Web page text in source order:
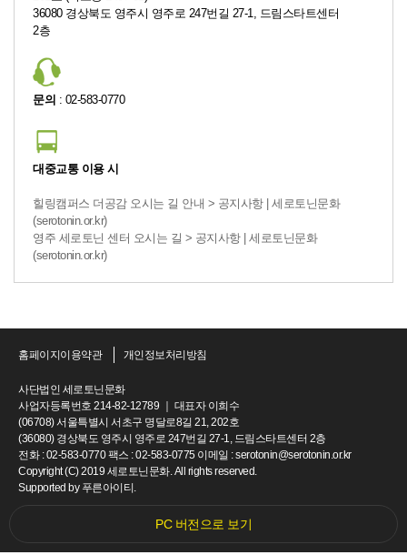
36080 경상북도 영주시 영주로 247번길 27-1, 드림스타트센터
2층
문의 : 02-583-0770
대중교통 이용 시
힐링캠퍼스 더공감 오시는 길 안내 > 공지사항 | 세로토닌문화
(serotonin.or.kr)
영주 세로토닌 센터 오시는 길 > 공지사항 | 세로토닌문화
(serotonin.or.kr)
홈페이지이용약관 개인정보처리방침
사단법인 세로토닌문화
사업자등록번호 214-82-12789 ｜ 대표자 이희수
(06708) 서울특별시 서초구 명달로8길 21, 202호
(36080) 경상북도 영주시 영주로 247번길 27-1, 드림스타트센터 2층
전화 : 02-583-0770 팩스 : 02-583-0775 이메일 : serotonin@serotonin.or.kr
Copyright (C) 2019 세로토닌문화. All rights reserved.
Supported by 푸른아이티.
PC 버전으로 보기